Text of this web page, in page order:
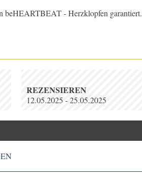
beHEARTBEAT - Herzklopfen garantiert.
REZENSIEREN
12.05.2025 - 25.05.2025